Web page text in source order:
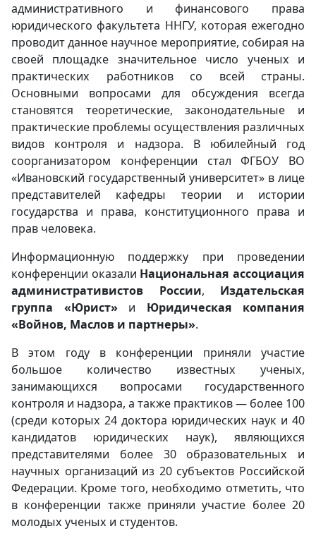
административного и финансового права
юридического факультета ННГУ, которая ежегодно
проводит данное научное мероприятие, собирая на
своей площадке значительное число ученых и
практических работников со всей страны.
Основными вопросами для обсуждения всегда
становятся теоретические, законодательные и
практические проблемы осуществления различных
видов контроля и надзора. В юбилейный год
соорганизатором конференции стал ФГБОУ ВО
«Ивановский государственный университет» в лице
представителей кафедры теории и истории
государства и права, конституционного права и
прав человека.
Информационную поддержку при проведении
конференции оказали Национальная ассоциация
административистов России, Издательская
группа «Юрист»и Юридическая компания
«Войнов, Маслов и партнеры».
В этом году в конференции приняли участие
большое количество известных ученых,
занимающихся вопросами государственного
контроля и надзора, а также практиков — более 100
(среди которых 24 доктора юридических наук и 40
кандидатов юридических наук), являющихся
представителями более 30 образовательных и
научных организаций из 20 субъектов Российской
Федерации. Кроме того, необходимо отметить, что
в конференции также приняли участие более 20
молодых ученых и студентов.